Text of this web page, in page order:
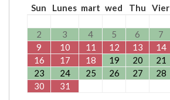
Sun
Lunes mart wed Thu Vier
2
3 4 5 6 7
9
10 11 12 13 14
16
17 18 19 20 21
23
24 25 26 27 28
30
31